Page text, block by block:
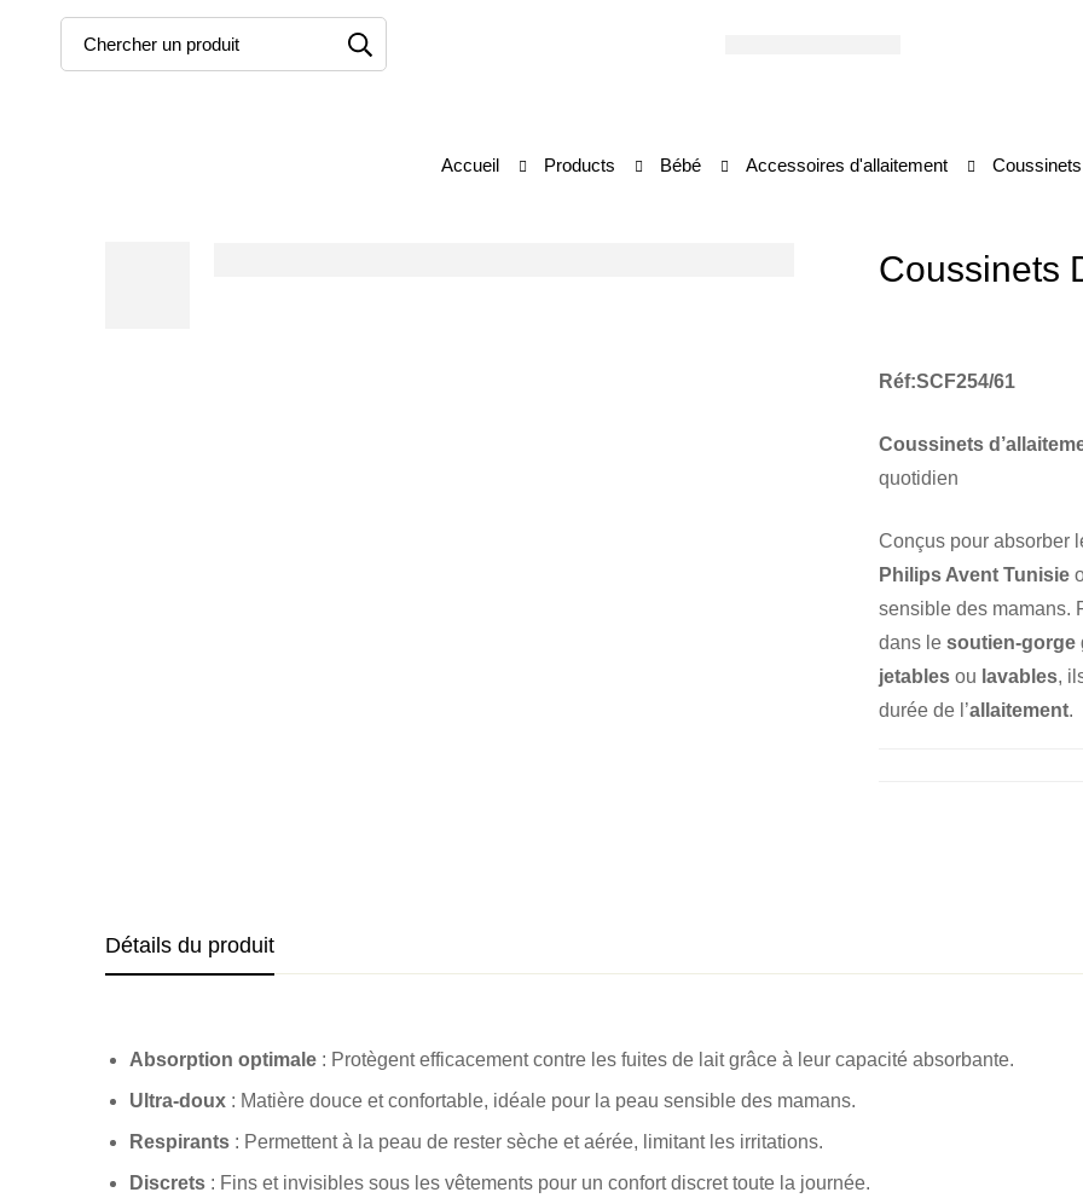
Accueil Products Bébé Accessoires d'allaitement
Coussinets
Réf:SCF254/61
Coussinets
quotidien
Conçus pour absorber
Philips Avent Tunisie
sensible des mamans.
dans le soutien-gorge
jetables ou lavables,
durée de l’allaitement.
Détails du produit
Absorption optimale : Protègent efficacement contre les fuites de lait grâce à leur capacité absorbante.
Ultra-doux : Matière douce et confortable, idéale pour la peau sensible des mamans.
Respirants : Permettent à la peau de rester sèche et aérée, limitant les irritations.
Discrets : Fins et invisibles sous les vêtements pour un confort discret toute la journée.